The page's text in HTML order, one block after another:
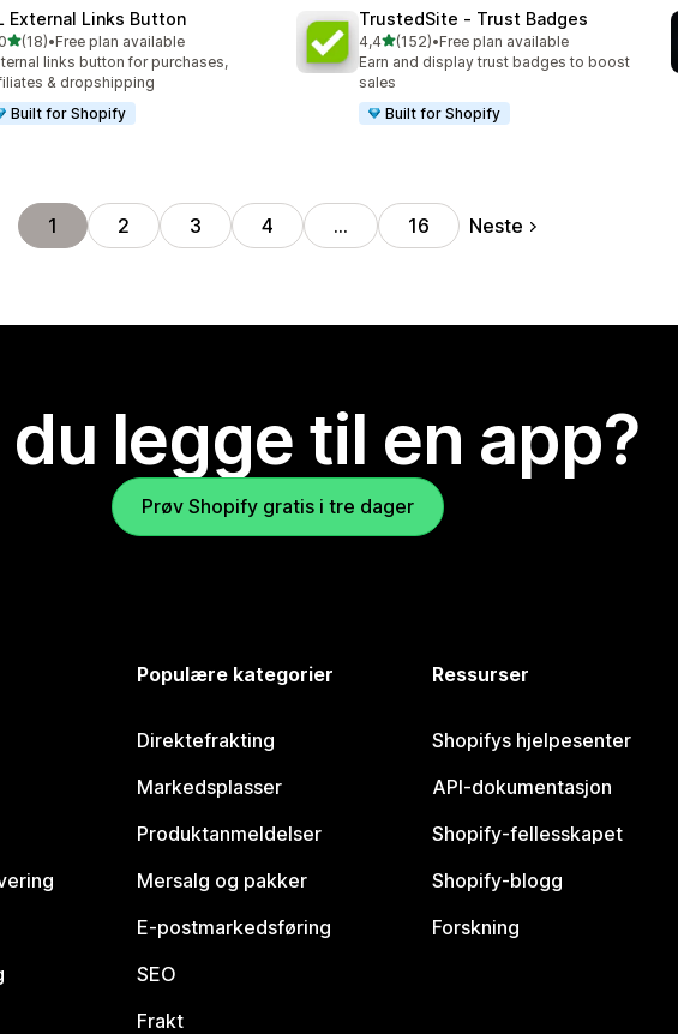
External Links Button
av 5 stjerner
(18)
18 omtaler
•Free plan available
links button for purchases,
& dropshipping
Built for Shopify
TrustedSite ‑ Trust Badges
4,4av 5 stjerner
(152)
Totalt 152 omtaler
•Free plan available
Earn and display trust badges to boost
sales
Built for Shopify
1 2 3 4 … 16 Neste
legge til en app?
Prøv Shopify gratis i tre dager
Populære kategorier
Direktefrakting
Markedsplasser
Produktanmeldelser
Mersalg og pakker
E-postmarkedsføring
SEO
Frakt
Ressurser
Shopifys hjelpesenter
API-dokumentasjon
Shopify-fellesskapet
Shopify-blogg
Forskning